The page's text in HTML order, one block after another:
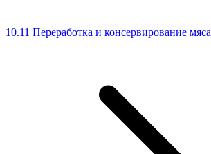
10.11 Переработка и консервирование мяса